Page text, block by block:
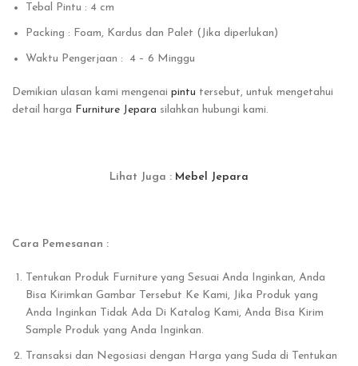
Tebal Pintu : 4 cm
Packing : Foam, Kardus dan Palet (Jika diperlukan)
Waktu Pengerjaan : 4 – 6 Minggu
Demikian ulasan kami mengenai pintu tersebut, untuk mengetahui
detail harga Furniture Jepara silahkan hubungi kami.
Lihat Juga : Mebel Jepara
Cara Pemesanan :
Tentukan Produk Furniture yang Sesuai Anda Inginkan, Anda
Bisa Kirimkan Gambar Tersebut Ke Kami, Jika Produk yang
Anda Inginkan Tidak Ada Di Katalog Kami, Anda Bisa Kirim
Sample Produk yang Anda Inginkan.
Transaksi dan Negosiasi dengan Harga yang Suda di Tentukan